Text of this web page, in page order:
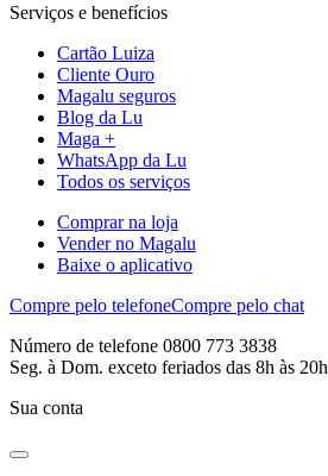
Serviços e benefícios
Cartão Luiza
Cliente Ouro
Magalu seguros
Blog da Lu
Maga +
WhatsApp da Lu
Todos os serviços
Comprar na loja
Vender no Magalu
Baixe o aplicativo
Compre pelo telefoneCompre pelo chat
Número de telefone 0800 773 3838
Seg. à Dom. exceto feriados das 8h às 20h
Sua conta